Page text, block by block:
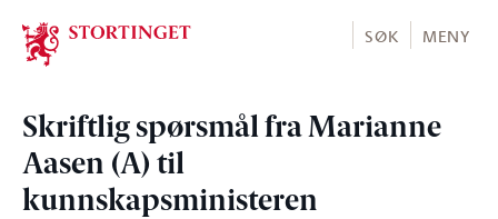
Stortinget.no
SØK MENY
Skriftlig spørsmål fra Marianne
Aasen (A) til
kunnskapsministeren